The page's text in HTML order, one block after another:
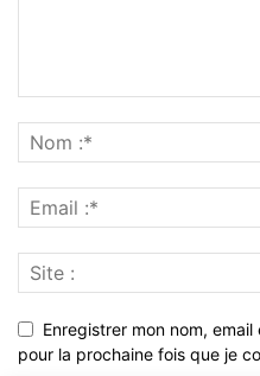
Enregistrer mon nom,
pour la prochaine fois que je